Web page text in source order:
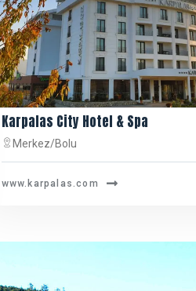
Karpalas City Hotel & Spa
Merkez/Bolu
www.karpalas.com